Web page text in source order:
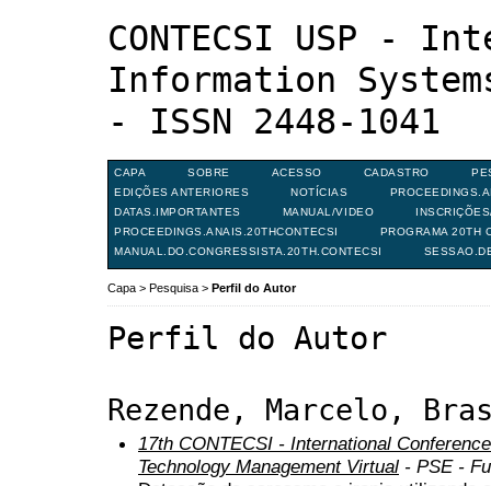
CONTECSI USP -
Information
- ISSN 2448-1041
CAPA SOBRE ACESSO CADASTRO
EDIÇÕES ANTERIORES
NOTÍCIAS
DATAS.IMPORTANTES
MANUAL/VIDEO
PROCEEDINGS.ANAIS.20THCONTECSI
PROGRAMA 20TH
MANUAL.DO.CONGRESSISTA.20TH.CONTECSI
Capa > Pesquisa > Perfil do Autor
Perfil do Autor
Rezende, Marcelo,
17th CONTECSI - International
Technology Management Virtual - PSE -